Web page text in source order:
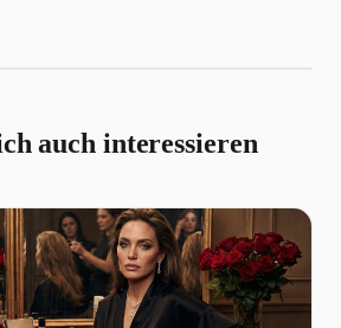
auch interessieren